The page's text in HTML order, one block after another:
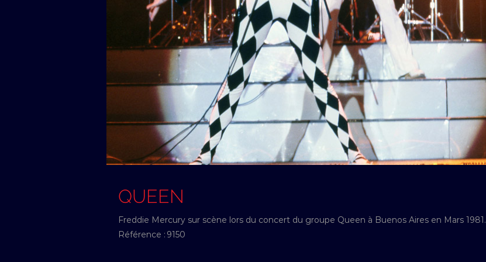
QUEEN
Freddie Mercury sur scène lors du concert du groupe Queen à Buenos Aires en Mars 1981.
Référence : 9150